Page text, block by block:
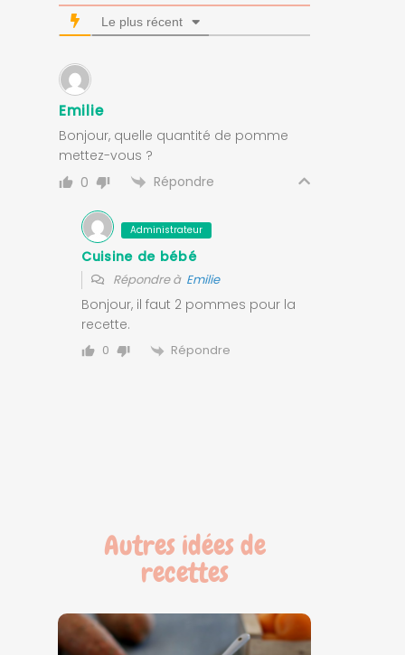
Le plus récent
Emilie
Bonjour, quelle quantité de pomme
mettez-vous ?
0
Répondre
Administrateur
Cuisine de bébé
Répondre à Emilie
Bonjour, il faut 2 pommes pour la
recette.
0 Répondre
Autres idées de
recettes